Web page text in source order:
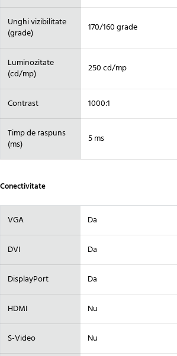
Unghi vizibilitate
(grade)
170/160 grade
Luminozitate
(cd/mp)
250 cd/mp
Contrast 1000:1
Timp de raspuns
(ms)
5 ms
Conectivitate
VGA Da
DVI Da
DisplayPort Da
HDMI Nu
S-Video Nu